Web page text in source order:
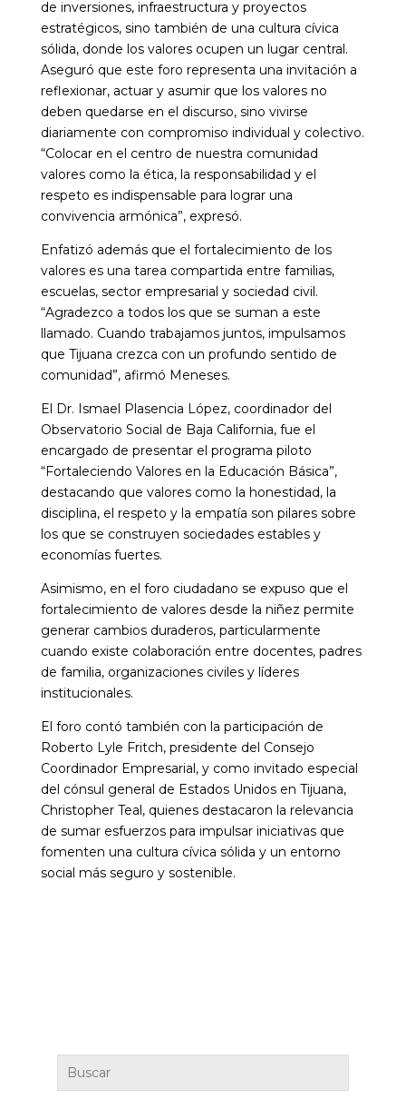
de inversiones, infraestructura y proyectos
estratégicos, sino también de una cultura cívica
sólida, donde los valores ocupen un lugar central.
Aseguró que este foro representa una invitación a
reflexionar, actuar y asumir que los valores no
deben quedarse en el discurso, sino vivirse
diariamente con compromiso individual y colectivo.
“Colocar en el centro de nuestra comunidad
valores como la ética, la responsabilidad y el
respeto es indispensable para lograr una
convivencia armónica”, expresó.
Enfatizó además que el fortalecimiento de los
valores es una tarea compartida entre familias,
escuelas, sector empresarial y sociedad civil.
“Agradezco a todos los que se suman a este
llamado. Cuando trabajamos juntos, impulsamos
que Tijuana crezca con un profundo sentido de
comunidad”, afirmó Meneses.
El Dr. Ismael Plasencia López, coordinador del
Observatorio Social de Baja California, fue el
encargado de presentar el programa piloto
“Fortaleciendo Valores en la Educación Básica”,
destacando que valores como la honestidad, la
disciplina, el respeto y la empatía son pilares sobre
los que se construyen sociedades estables y
economías fuertes.
Asimismo, en el foro ciudadano se expuso que el
fortalecimiento de valores desde la niñez permite
generar cambios duraderos, particularmente
cuando existe colaboración entre docentes, padres
de familia, organizaciones civiles y líderes
institucionales.
El foro contó también con la participación de
Roberto Lyle Fritch, presidente del Consejo
Coordinador Empresarial, y como invitado especial
del cónsul general de Estados Unidos en Tijuana,
Christopher Teal, quienes destacaron la relevancia
de sumar esfuerzos para impulsar iniciativas que
fomenten una cultura cívica sólida y un entorno
social más seguro y sostenible.